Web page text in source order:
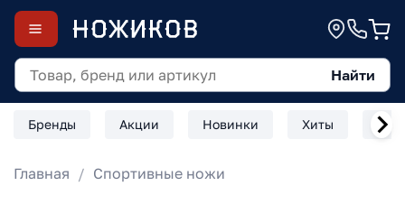
Найти
Бренды Акции Новинки Хиты
Главная Спортивные ножи